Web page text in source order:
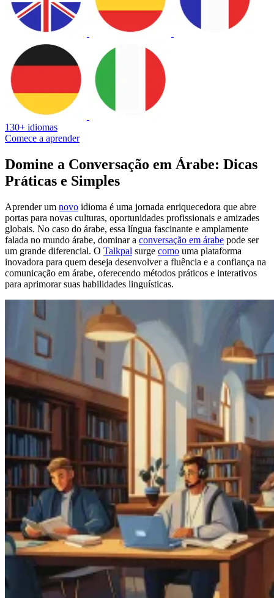
130+ idiomas
Comece a aprender
Domine a Conversação em Árabe: Dicas
Práticas e Simples
Aprender um novo idioma é uma jornada enriquecedora que abre
portas para novas culturas, oportunidades profissionais e amizades
globais. No caso do árabe, essa língua fascinante e amplamente
falada no mundo árabe, dominar a conversação em árabe pode ser
um grande diferencial. O Talkpal surge como uma plataforma
inovadora para quem deseja desenvolver a fluência e a confiança na
comunicação em árabe, oferecendo métodos práticos e interativos
para aprimorar suas habilidades linguísticas.